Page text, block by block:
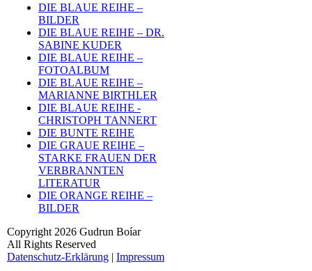
DIE BLAUE REIHE –
BILDER
DIE BLAUE REIHE – DR.
SABINE KUDER
DIE BLAUE REIHE –
FOTOALBUM
DIE BLAUE REIHE –
MARIANNE BIRTHLER
DIE BLAUE REIHE -
CHRISTOPH TANNERT
DIE BUNTE REIHE
DIE GRAUE REIHE –
STARKE FRAUEN DER
VERBRANNTEN
LITERATUR
DIE ORANGE REIHE –
BILDER
Copyright 2026 Gudrun Boíar
All Rights Reserved
Datenschutz-Erklärung | Impressum